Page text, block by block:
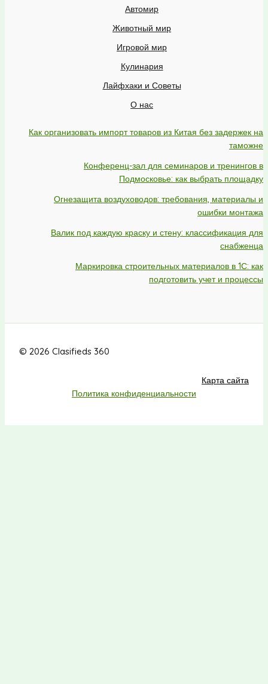
Автомир
Животный мир
Игровой мир
Кулинария
Лайфхаки и Советы
О нас
Как организовать импорт товаров из Китая без задержек на
таможне
Конференц-зал для семинаров и тренингов в
Подмосковье: как выбрать площадку
Огнезащита воздуховодов: требования, материалы и
ошибки монтажа
Валик под каждую краску и стену: классификация для
снабженца
Маркировка строительных материалов в 1С: как
подготовить учет и процессы
© 2026 Clasifieds 360
Карта сайта
Политика конфиденциальности